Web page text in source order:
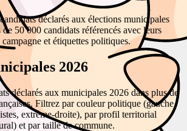
déclarés aux élections municipales
50 000 candidats référencés avec leurs
et étiquettes politiques.
2026
déclarés aux municipales 2026 dans plus de
Filtrez par couleur politique (gauche,
extrême-droite), par profil territorial
et par taille de commune.